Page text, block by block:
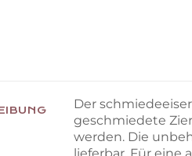
Der
geschmiedete
werden. Die